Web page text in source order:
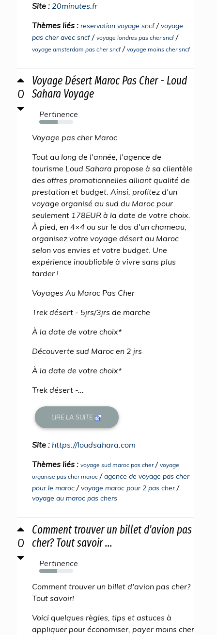
Site : 20minutes.fr
Thèmes liés : reservation voyage sncf /voyage
pas cher avec sncf / voyage londres pas cher sncf/
voyage amsterdam pas cher sncf/ voyage moins cher sncf
0
Voyage Désert Maroc Pas Cher - Loud
Sahara Voyage
Pertinence
54%
Voyage pas cher Maroc
Tout au long de l'année, l'agence de
tourisme Loud Sahara propose à sa clientèle
des offres promotionnelles alliant qualité de
prestation et budget. Ainsi, profitez d'un
voyage organisé au sud du Maroc pour
seulement 178EUR à la date de votre choix.
À pied, en 4×4 ou sur le dos d'un chameau,
organisez votre voyage désert au Maroc
selon vos envies et votre budget. Une
expérience inoubliable à vivre sans plus
tarder !
Voyages Au Maroc Pas Cher
Trek désert - 5jrs/3jrs de marche
À la date de votre choix*
Découverte sud Maroc en 2 jrs
À la date de votre choix*
Trek désert -...
LIRE LA SUITE
Site : https://loudsahara.com
Thèmes liés : voyage sud maroc pas cher/ voyage
organise pas cher maroc /agence de voyage pas cher
pour le maroc /voyage maroc pour 2 pas cher/
voyage au maroc pas chers
0
Comment trouver un billet d'avion pas
cher? Tout savoir ...
Pertinence
53%
Comment trouver un billet d'avion pas cher?
Tout savoir!
Voici quelques règles, tips et astuces à
appliquer pour économiser, payer moins cher